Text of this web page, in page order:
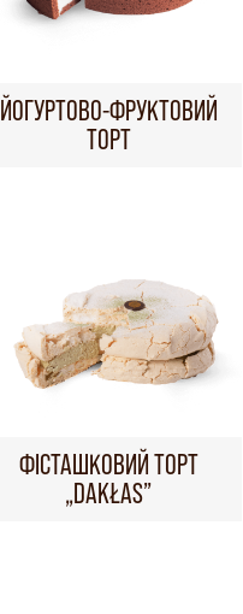
ЙОГУРТОВО-ФРУКТОВИЙ
ТОРТ
ФІСТАШКОВИЙ ТОРТ
„DAKŁAS”